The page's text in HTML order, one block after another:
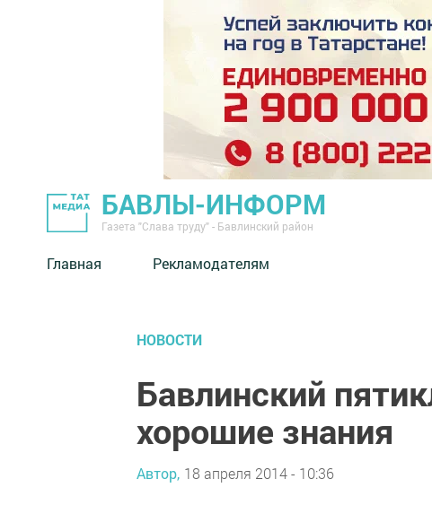
БАВЛЫ-ИНФОРМ
Газета "Слава труду" - Бавлинский район
Главная Рекламодателям
НОВОСТИ
Бавлинский
хорошие знания
Автор, 18 апреля 2014 - 10:36